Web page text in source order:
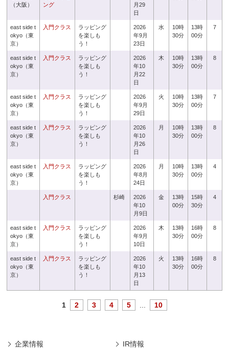
（大阪）
ング
月29
日
east side t
okyo（東
京）
入門クラス
ラッピング
を楽しも
う！
2026
年9月
23日
水
10時
30分
13時
00分
7
east side t
okyo（東
京）
入門クラス
ラッピング
を楽しも
う！
2026
年10
月22
日
木
10時
30分
13時
00分
8
east side t
okyo（東
京）
入門クラス
ラッピング
を楽しも
う！
2026
年9月
29日
火
10時
30分
13時
00分
7
east side t
okyo（東
京）
入門クラス
ラッピング
を楽しも
う！
2026
年10
月26
日
月
10時
30分
13時
00分
8
east side t
okyo（東
京）
入門クラス
ラッピング
を楽しも
う！
2026
年8月
24日
月
10時
30分
13時
00分
4
入門クラス 杉崎
2026
年10
月9日
金
13時
00分
15時
30分
4
east side t
okyo（東
京）
入門クラス
ラッピング
を楽しも
う！
2026
年9月
10日
木
13時
30分
16時
00分
8
east side t
okyo（東
京）
入門クラス
ラッピング
を楽しも
う！
2026
年10
月13
日
火
13時
30分
16時
00分
8
1 2 3 4 5 10
企業情報 IR情報